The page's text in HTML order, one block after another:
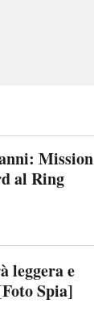
Mission
al Ring
leggera e
Spia]